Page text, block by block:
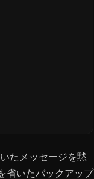
たメッセージを黙
省いたバックアップ